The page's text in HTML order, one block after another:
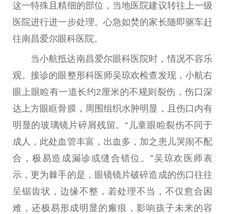
这一特殊且精细的部位，当地医院建议转往上一级
医院进行进一步处理。心急如焚的家长随即驱车赶
往南昌爱尔眼科医院。
当小航抵达南昌爱尔眼科医院时，情况不容乐
观。接诊的眼整形科医师吴琼欢检查发现，小航右
眼上眼睑有一道长约2厘米的不规则裂伤，伤口深
达上方眼眶骨膜，周围组织水肿明显，且伤口内有
明显的玻璃镜片碎屑残留。“儿童眼睑裂伤不同于
成人，此处血管丰富，出血多，加之患儿哭闹不配
合，极易造成漏诊或缝合错位。”吴琼欢医师表
示，更为棘手的是，眼镜镜片破碎造成的伤口往往
呈锯齿状，边缘不整，若处理不当，不仅愈合困
难，还极易形成明显的瘢痕，影响孩子未来的容